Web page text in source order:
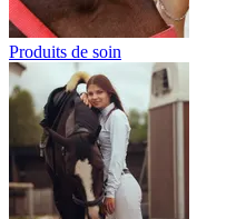
Produits de soin